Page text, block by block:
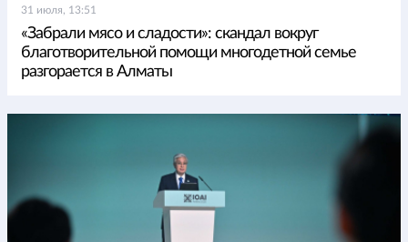
31 июля, 13:51
«Забрали мясо и сладости»: скандал вокруг
благотворительной помощи многодетной семье
разгорается в Алматы